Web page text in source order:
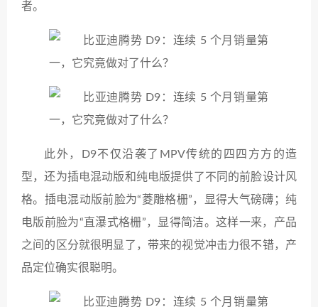
者。
此外，D9不仅沿袭了MPV传统的四四方方的造
型，还为插电混动版和纯电版提供了不同的前脸设计风
格。插电混动版前脸为“菱雕格栅”，显得大气磅礴；纯
电版前脸为“直瀑式格栅”，显得简洁。这样一来，产品
之间的区分就很明显了，带来的视觉冲击力很不错，产
品定位确实很聪明。